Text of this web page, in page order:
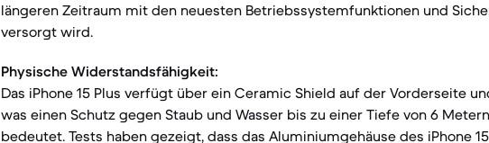
längeren Zeitraum mit den neuesten Betriebssystemfunktionen und
versorgt wird.
Physische Widerstandsfähigkeit:
Das iPhone 15 Plus verfügt über ein Ceramic Shield auf der Vorderseite
was einen Schutz gegen Staub und Wasser bis zu einer Tiefe von 6
bedeutet. Tests haben gezeigt, dass das Aluminiumgehäuse des iPhone